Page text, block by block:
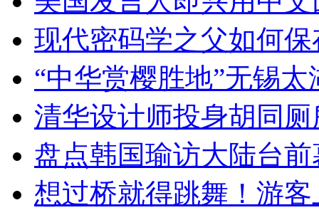
现代密码学之父如何
“中华赏樱胜地”无锡
清华设计师投身胡同
盘点韩国瑜访大陆台
想过桥就得跳舞！游客